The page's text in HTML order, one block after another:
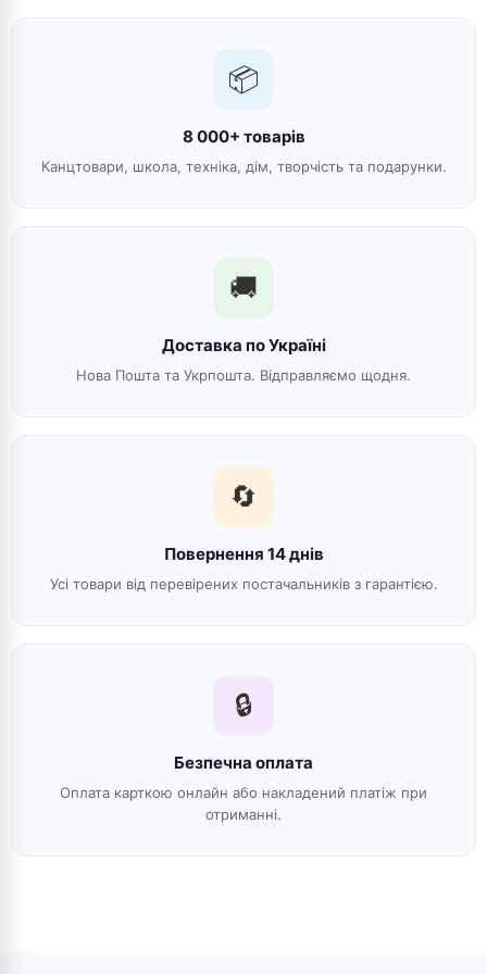
📦
8 000+ товарів
Канцтовари, школа, техніка, дім, творчість та подарунки.
🚚
Доставка по Україні
Нова Пошта та Укрпошта. Відправляємо щодня.
🔄
Повернення 14 днів
Усі товари від перевірених постачальників з гарантією.
🔒
Безпечна оплата
Оплата карткою онлайн або накладений платіж при
отриманні.